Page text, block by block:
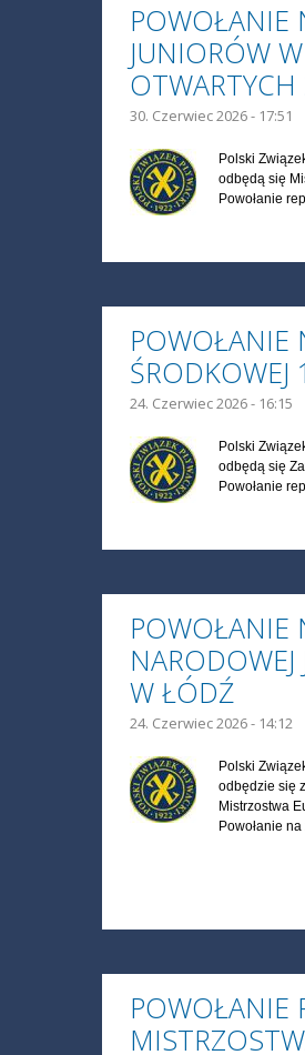
POWOŁANIE
JUNIORÓW
30. Czerwiec 2026 - 17:51
Polski
odbędą się
Powołanie
POWOŁANIE
24. Czerwiec 2026 - 16:15
Polski
odbędą się
Powołanie
POWOŁANIE
W ŁÓDŹ
24. Czerwiec 2026 - 14:12
Polski
odbędzie się
Mistrzostwa
Powołanie
POWOŁANIE